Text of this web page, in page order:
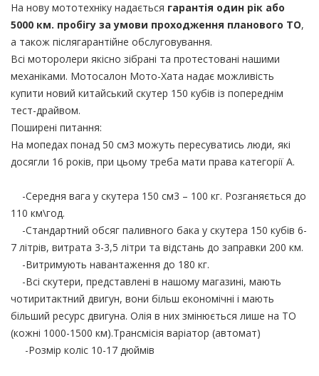
На нову мототехніку надається гарантія один рік або
5000 км. пробігу за умови проходження планового ТО,
а також післягарантійне обслуговування.
Всі моторолери якісно зібрані та протестовані нашими
механіками. Мотосалон Мото-Хата надає можливість
купити новий китайський скутер 150 кубів із попереднім
тест-драйвом.
Поширені питання:
На мопедах понад 50 см3 можуть пересуватись люди, які
досягли 16 років, при цьому треба мати права категорії А.
-Середня вага у скутера 150 см3 – 100 кг. Розганяється до
110 км\год.
-Стандартний обсяг паливного бака у скутера 150 кубів 6-
7 літрів, витрата 3-3,5 літри та відстань до заправки 200 км.
-Витримують навантаження до 180 кг.
-Всі скутери, представлені в нашому магазині, мають
чотиритактний двигун, вони більш економічні і мають
більший ресурс двигуна. Олія в них змінюється лише на ТО
(кожні 1000-1500 км).Трансмісія варіатор (автомат)
-Розмір коліс 10-17 дюймів